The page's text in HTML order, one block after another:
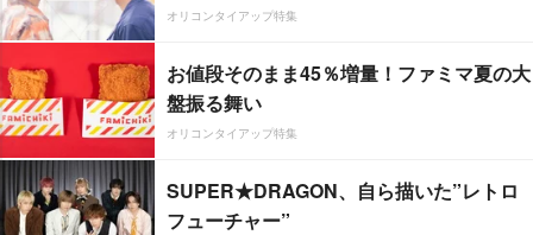
オリコンタイアップ特集
お値段そのまま45％増量！ファミマ夏の大
盤振る舞い
オリコンタイアップ特集
SUPER★DRAGON、自ら描いた”レトロ
フューチャー”